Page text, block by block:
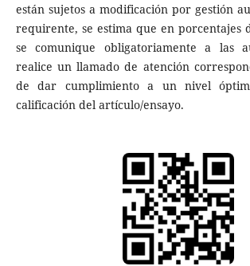
están sujetos a modificación por gestión
requirente, se estima que en porcentajes
se comunique obligatoriamente a las
realice un llamado de atención
de dar cumplimiento a un nivel
calificación del artículo/ensayo.